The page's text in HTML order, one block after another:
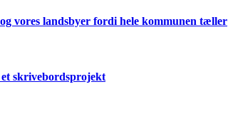
vores landsbyer fordi hele kommunen tæller
skrivebordsprojekt